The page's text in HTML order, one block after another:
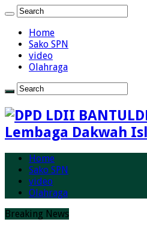
Home
Sako SPN
video
Olahraga
Lembaga Dakwah
Home
Sako SPN
video
Olahraga
Breaking News